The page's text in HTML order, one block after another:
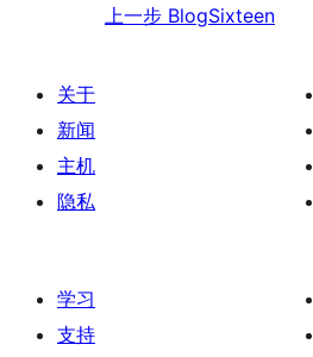
上一步 BlogSixteen
关于
新闻
主机
隐私
学习
支持